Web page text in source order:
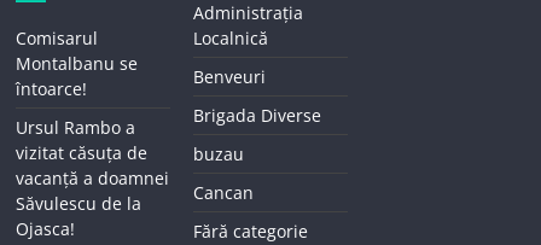
Comisarul
Montalbanu se
întoarce!
Ursul Rambo a
vizitat căsuța de
vacanță a doamnei
Săvulescu de la
Ojasca!
Administrația
Localnică
Benveuri
Brigada Diverse
buzau
Cancan
Fără categorie